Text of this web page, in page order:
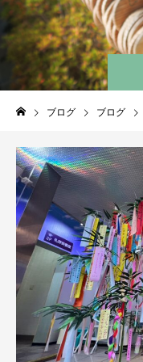
ブログ ブログ